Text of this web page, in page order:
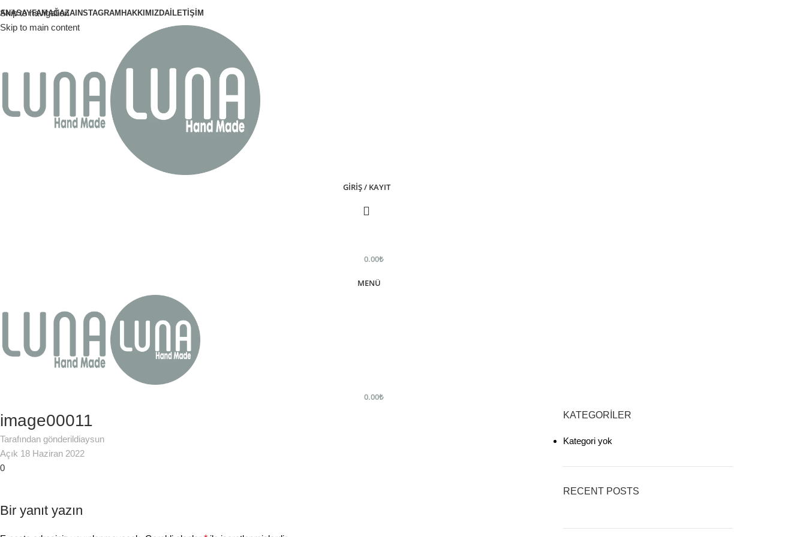
Skip to navigation
Skip to main content
ANASAYFAMAĞAZAINSTAGRAMHAKKIMIZDAİLETIŞIM
GIRIŞ / KAYIT
0.00₺
MENÜ
0.00₺
image00011
Tarafından gönderildiaysun
Açık 18 Haziran 2022
0
Bir yanıt yazın
KATEGORILER
Kategori yok
RECENT POSTS